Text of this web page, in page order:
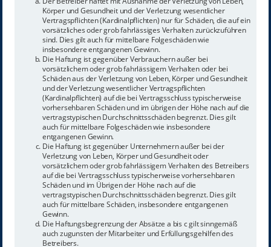
Körper und Gesundheit und der Verletzung wesentlicher
Vertragspflichten (Kardinalpflichten) nur für Schäden, die auf ein
vorsätzliches oder grob fahrlässiges Verhalten zurückzuführen
sind. Dies gilt auch für mittelbare Folgeschäden wie
insbesondere entgangenen Gewinn.
Die Haftung ist gegenüber Verbrauchern außer bei
vorsätzlichem oder grob fahrlässigem Verhalten oder bei
Schäden aus der Verletzung von Leben, Körper und Gesundheit
und der Verletzung wesentlicher Vertragspflichten
(Kardinalpflichten) auf die bei Vertragsschluss typischerweise
vorhersehbaren Schäden und im übrigen der Höhe nach auf die
vertragstypischen Durchschnittsschäden begrenzt. Dies gilt
auch für mittelbare Folgeschäden wie insbesondere
entgangenen Gewinn.
Die Haftung ist gegenüber Unternehmern außer bei der
Verletzung von Leben, Körper und Gesundheit oder
vorsätzlichem oder grob fahrlässigem Verhalten des Betreibers
auf die bei Vertragsschluss typischerweise vorhersehbaren
Schäden und im Übrigen der Höhe nach auf die
vertragstypischen Durchschnittsschäden begrenzt. Dies gilt
auch für mittelbare Schäden, insbesondere entgangenen
Gewinn.
Die Haftungsbegrenzung der Absätze a bis c gilt sinngemäß
auch zugunsten der Mitarbeiter und Erfüllungsgehilfen des
Betreibers.